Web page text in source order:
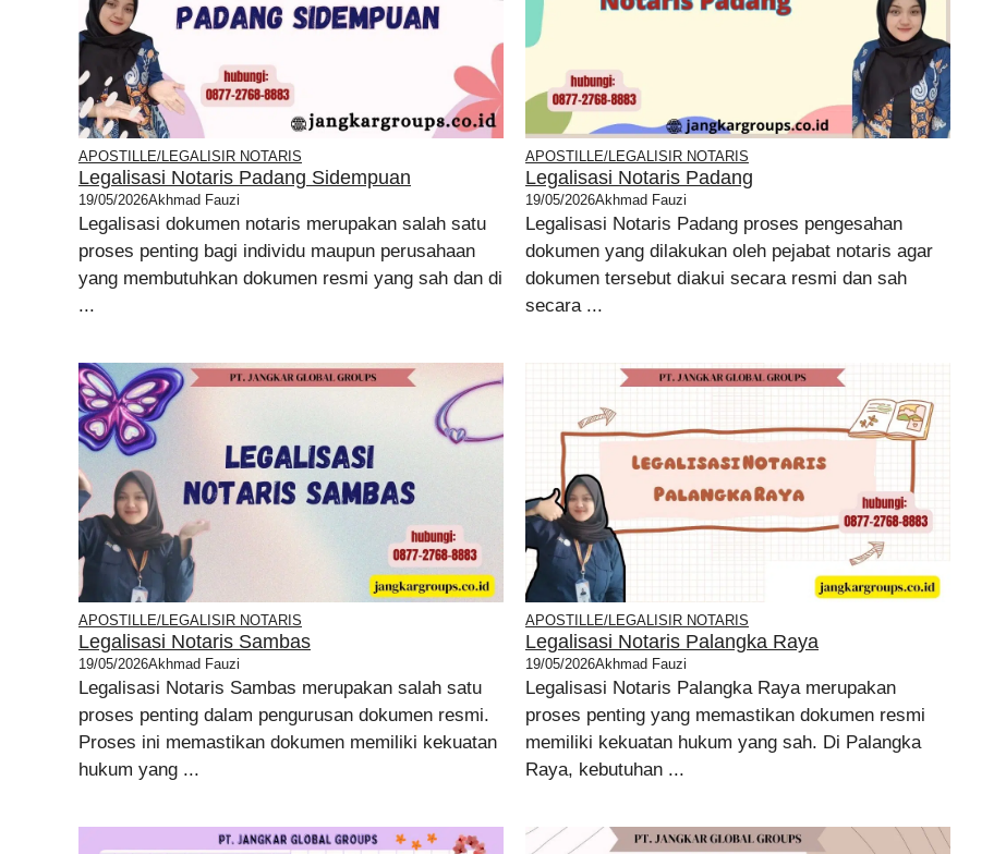
APOSTILLE/LEGALISIR NOTARIS
Legalisasi Notaris Padang Sidempuan
19/05/2026Akhmad Fauzi
Legalisasi dokumen notaris merupakan salah satu
proses penting bagi individu maupun perusahaan
yang membutuhkan dokumen resmi yang sah dan di
...
APOSTILLE/LEGALISIR NOTARIS
Legalisasi Notaris Padang
19/05/2026Akhmad Fauzi
Legalisasi Notaris Padang proses pengesahan
dokumen yang dilakukan oleh pejabat notaris agar
dokumen tersebut diakui secara resmi dan sah
secara ...
APOSTILLE/LEGALISIR NOTARIS
Legalisasi Notaris Sambas
19/05/2026Akhmad Fauzi
Legalisasi Notaris Sambas merupakan salah satu
proses penting dalam pengurusan dokumen resmi.
Proses ini memastikan dokumen memiliki kekuatan
hukum yang ...
APOSTILLE/LEGALISIR NOTARIS
Legalisasi Notaris Palangka Raya
19/05/2026Akhmad Fauzi
Legalisasi Notaris Palangka Raya merupakan
proses penting yang memastikan dokumen resmi
memiliki kekuatan hukum yang sah. Di Palangka
Raya, kebutuhan ...